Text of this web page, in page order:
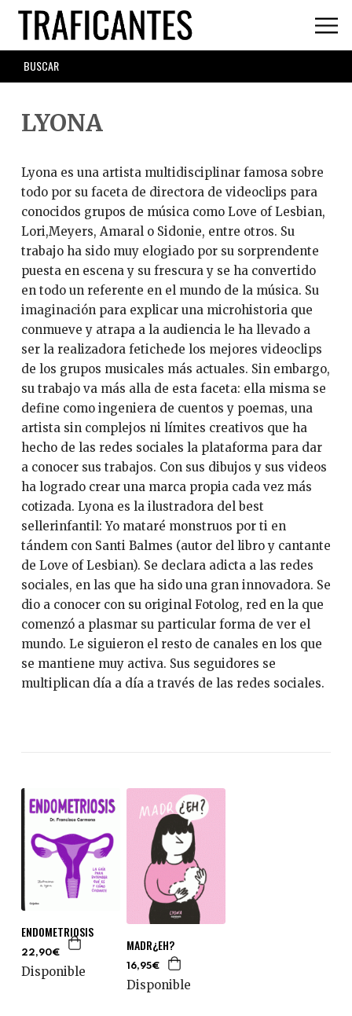
Skip
main
content
SEARCH
FORM
LYONA
Lyona es una artista multidisciplinar famosa sobre
todo por su faceta de directora de videoclips para
conocidos grupos de música como Love of Lesbian,
Lori,Meyers, Amaral o Sidonie, entre otros. Su
trabajo ha sido muy elogiado por su sorprendente
puesta en escena y su frescura y se ha convertido
en todo un referente en el mundo de la música. Su
imaginación para explicar una microhistoria que
conmueve y atrapa a la audiencia le ha llevado a
ser la realizadora fetichede los mejores videoclips
de los grupos musicales más actuales. Sin embargo,
su trabajo va más alla de esta faceta: ella misma se
define como ingeniera de cuentos y poemas, una
artista sin complejos ni límites creativos que ha
hecho de las redes sociales la plataforma para dar
a conocer sus trabajos. Con sus dibujos y sus videos
ha logrado crear una marca propia cada vez más
cotizada. Lyona es la ilustradora del best
sellerinfantil: Yo mataré monstruos por ti en
tándem con Santi Balmes (autor del libro y cantante
de Love of Lesbian). Se declara adicta a las redes
sociales, en las que ha sido una gran innovadora. Se
dio a conocer con su original Fotolog, red en la que
comenzó a plasmar su particular forma de ver el
mundo. Le siguieron el resto de canales en los que
se mantiene muy activa. Sus seguidores se
multiplican día a día a través de las redes sociales.
ENDOMETRIOSIS
22,90€
Disponible
MADR¿EH?
16,95€
Disponible